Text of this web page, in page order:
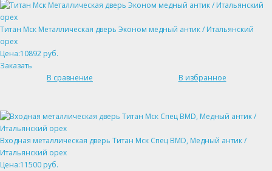
Титан Мск Металлическая дверь Эконом медный антик / Итальянский
орех
Цена:10892 руб.
Заказать
В сравнение
В избранное
Входная металлическая дверь Титан Мск Спец BMD, Медный антик /
Итальянский орех
Цена:11500 руб.